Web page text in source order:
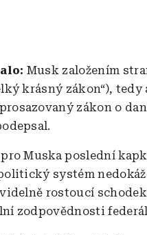
Musk založením
krásný zákon“),
zákon o
Muska poslední
systém
rostoucí
zodpovědnosti